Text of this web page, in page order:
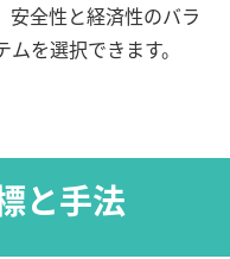
安全性と経済性のバラ
を選択できます。
と手法